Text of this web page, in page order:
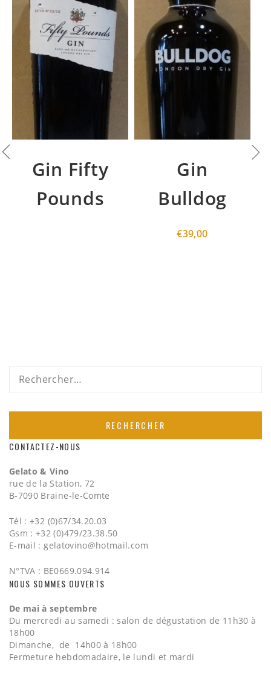
Gin Fifty
Pounds
Gin
Bulldog
€39,00
Rechercher :
CONTACTEZ-NOUS
Gelato & Vino
rue de la Station, 72
B-7090 Braine-le-Comte
Tél : +32 (0)67/34.20.03
Gsm : +32 (0)479/23.38.50
E-mail :gelatovino@hotmail.com
N°TVA : BE0669.094.914
NOUS SOMMES OUVERTS
De mai à septembre
Du mercredi au samedi : salon de dégustation de 11h30 à
18h00
Dimanche, de 14h00 à 18h00
Fermeture hebdomadaire, le lundi et mardi